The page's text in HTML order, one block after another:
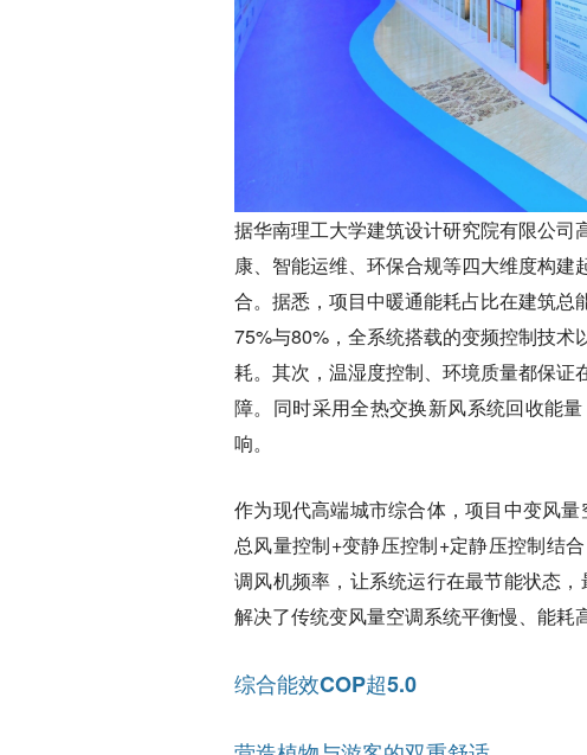
据华南理工大学建筑设计研究院有限公
康、智能运维、环保合规等四大维度构
合。据悉，项目中暖通能耗占比在建筑
75%与80%，全系统搭载的变频控制技
耗。其次，温湿度控制、环境质量都保
障。同时采用全热交换新风系统回收能
响。
作为现代高端城市综合体，项目中变风
总风量控制+变静压控制+定静压控制结
调风机频率，让系统运行在最节能状态
解决了传统变风量空调系统平衡慢、能耗
综合能效COP超5.0